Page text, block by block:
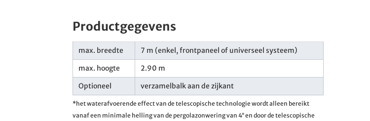
Productgegevens
max. breedte
7 m (enkel, frontpaneel of universeel systeem)
max. hoogte
2.90 m
Optioneel
verzamelbalk aan de zijkant
*het waterafvoerende effect van de telescopische technologie wordt alleen bereikt
vanaf een minimale helling van de pergolazonwering van 4° en door de telescopische